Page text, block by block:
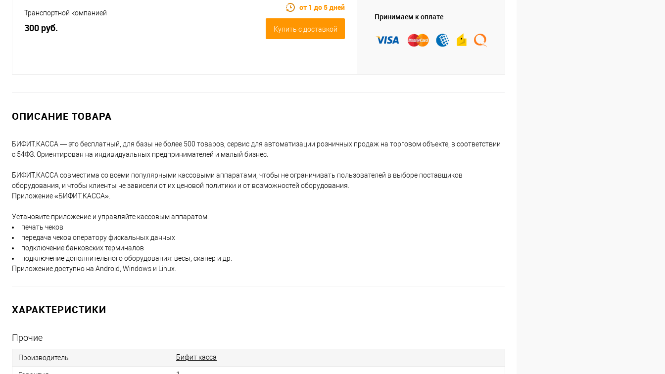
Транспортной компанией
300 руб.
от 1 до 5 дней
Купить c доставкой
Принимаем к оплате
ОПИСАНИЕ ТОВАРА
БИФИТ.КАССА — это бесплатный, для базы не более 500 товаров, сервис для автоматизации розничных продаж на торговом объекте, в соответствии
с 54ФЗ. Ориентирован на индивидуальных предпринимателей и малый бизнес.
БИФИТ.КАССА совместима со всеми популярными кассовыми аппаратами, чтобы не ограничивать пользователей в выборе поставщиков
оборудования, и чтобы клиенты не зависели от их ценовой политики и от возможностей оборудования.
Приложение «БИФИТ.КАССА».
Установите приложение и управляйте кассовым аппаратом.
печать чеков
передача чеков оператору фискальных данных
подключение банковских терминалов
подключение дополнительного оборудования: весы, сканер и др.
Приложение доступно на Android, Windows и Linux.
ХАРАКТЕРИСТИКИ
Прочие
Производитель Бифит касса